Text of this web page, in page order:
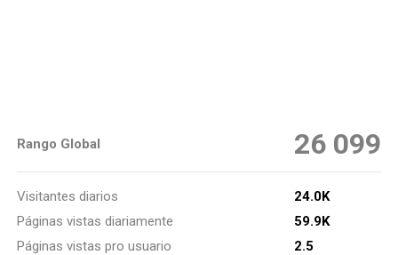
Rango Global 26 099
Visitantes diarios
24.0K
Páginas vistas diariamente
59.9K
Páginas vistas pro usuario
2.5